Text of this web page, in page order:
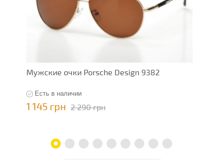
Мужские очки Porsche Design 9382
Есть в наличии
1 145 грн 2 290 грн